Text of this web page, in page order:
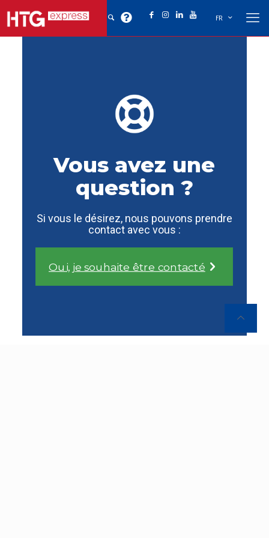
FR
Vous avez une
question ?
Si vous le désirez, nous pouvons prendre
contact avec vous :
Oui, je souhaite être contacté